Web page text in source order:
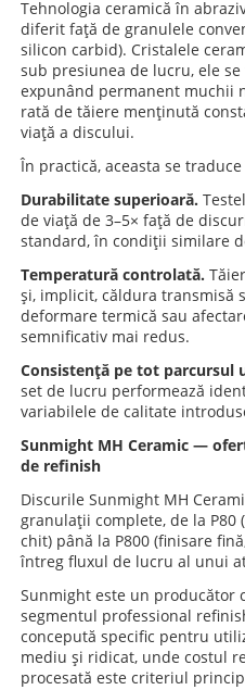
Tehnologia ceramică în
diferit față de granulele
silicon carbid). Cristalele
sub presiunea de lucru, ele
expunând permanent muchii
rată de tăiere menținută
viață a discului.
În practică, aceasta se
Durabilitate superioară.
de viață de 3–5× față de
standard, în condiții similare
Temperatură controlată.
și, implicit, căldura transmisă
deformare termică sau
semnificativ mai redus.
Consistență pe tot parcursul
set de lucru performează
variabilele de calitate
Sunmight MH Ceramic —
de refinish
Discurile Sunmight MH
granulații complete, de la
chit) până la P800 (finisare
întreg fluxul de lucru al unui
Sunmight este un producător
segmentul professional
concepută specific pentru
mediu și ridicat, unde costul
procesată este criteriul